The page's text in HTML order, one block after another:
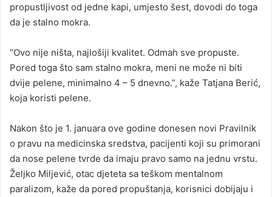
a
propustljivost od jedne kapi, umjesto šest, dovodi do toga
da je stalno mokra.
“Ovo nije ništa, najlošiji kvalitet. Odmah sve propuste.
Pored toga što sam stalno mokra, meni ne može ni biti
dvije pelene, minimalno 4 – 5 dnevno.”, kaže Tatjana Berić,
koja koristi pelene.
Nakon što je 1. januara ove godine donesen novi Pravilnik
o pravu na medicinska sredstva, pacijenti koji su primorani
da nose pelene tvrde da imaju pravo samo na jednu vrstu.
Željko Miljević, otac djeteta sa teškom mentalnom
paralizom, kaže da pored propuštanja, korisnici dobijaju i